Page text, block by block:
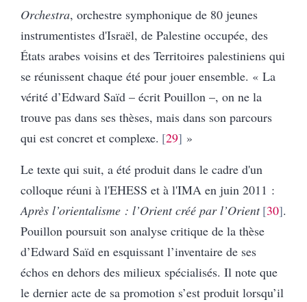
Orchestra, orchestre symphonique de 80 jeunes
instrumentistes d'Israël, de Palestine occupée, des
États arabes voisins et des Territoires palestiniens qui
se réunissent chaque été pour jouer ensemble. « La
vérité d’Edward Saïd – écrit Pouillon –, on ne la
trouve pas dans ses thèses, mais dans son parcours
qui est concret et complexe. 29 »
Le texte qui suit, a été produit dans le cadre d'un
colloque réuni à l'EHESS et à l'IMA en juin 2011 :
Après l’orientalisme : l’Orient créé par l’Orient 30 .
Pouillon poursuit son analyse critique de la thèse
d’Edward Saïd en esquissant l’inventaire de ses
échos en dehors des milieux spécialisés. Il note que
le dernier acte de sa promotion s’est produit lorsqu’il